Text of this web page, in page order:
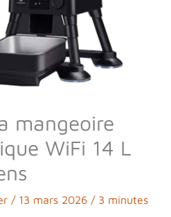
mangeoire
WiFi 14 L
/ 13 mars 2026 / 3 minutes